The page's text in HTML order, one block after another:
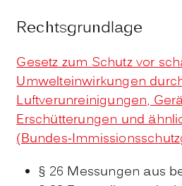
Rechtsgrundlage
Gesetz zum Schutz vor
Umwelteinwirkungen
Luftverunreinigungen,
Erschütterungen und
(Bundes-
§ 26 Messungen aus